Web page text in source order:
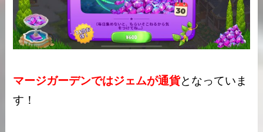
マージガーデンではジェムが通貨となっていま
す！